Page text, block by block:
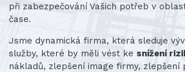
při zabezpečování Vašich potřeb v
čase.
Jsme dynamická firma, která sleduje
služby, které by měli vést ke snížení
nákladů, zlepšení image firmy, zlepšení